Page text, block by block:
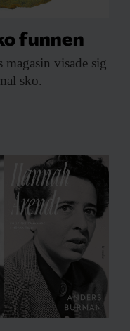
funnen
magasin visade sig
sko.